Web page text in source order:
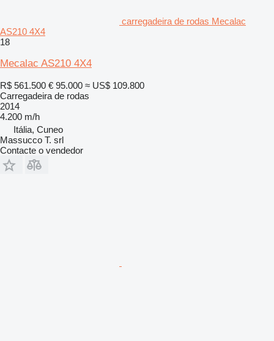
carregadeira de rodas Mecalac
AS210 4X4
18
Mecalac AS210 4X4
R$ 561.500 € 95.000 ≈ US$ 109.800
Carregadeira de rodas
2014
4.200 m/h
Itália, Cuneo
Massucco T. srl
Contacte o vendedor